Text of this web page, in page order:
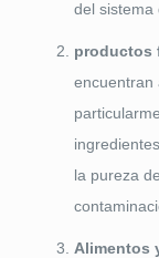
del sistema
productos
encuentran
la pureza
Alimentos